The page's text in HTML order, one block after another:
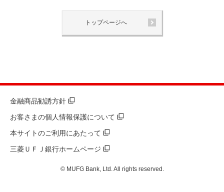
トップページへ
金融商品勧誘方針
お客さまの個人情報保護について
本サイトのご利用にあたって
三菱ＵＦＪ銀行ホームページ
© MUFG Bank, Ltd. All rights reserved.